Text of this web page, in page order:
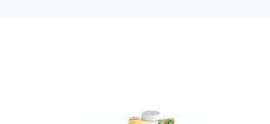
לקוחותינו אשר רוצה להנות מפירות